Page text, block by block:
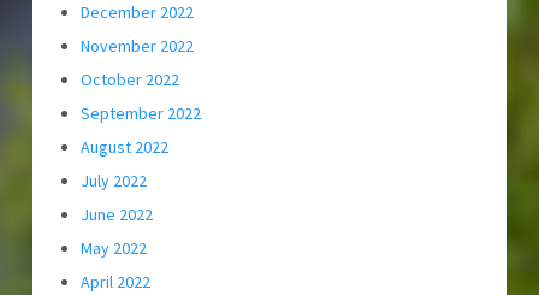
December 2022
November 2022
October 2022
September 2022
August 2022
July 2022
June 2022
May 2022
April 2022